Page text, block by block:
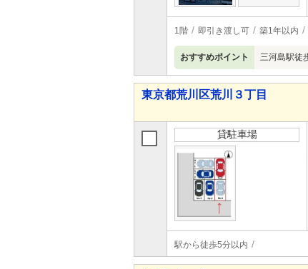
1階 即引き渡し可 築1年以内
おすすめポイント 三河島駅徒
東京都荒川区荒川３丁目
貸駐車場
駅から徒歩5分以内